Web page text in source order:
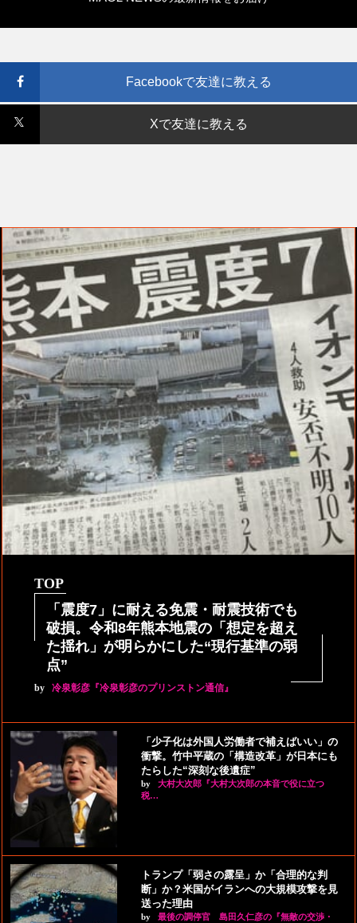
Facebookで友達に教える
Xで友達に教える
TOP
「震度7」に耐える免震・耐震技術でも
破損。令和8年熊本地震の「想定を超え
た揺れ」が明らかにした“現行基準の弱
点”
by 冷泉彰彦『冷泉彰彦のプリンストン通信』
「少子化は外国人労働者で補えばいい」の
衝撃。竹中平蔵の「構造改革」が日本にも
たらした“深刻な後遺症”
by
大村大次郎『大村大次郎の本音で役に立つ
税…
トランプ「弱さの露呈」か「合理的な判
断」か？米国がイランへの大規模攻撃を見
送った理由
by
最後の調停官 島田久仁彦の『無敵の交渉・